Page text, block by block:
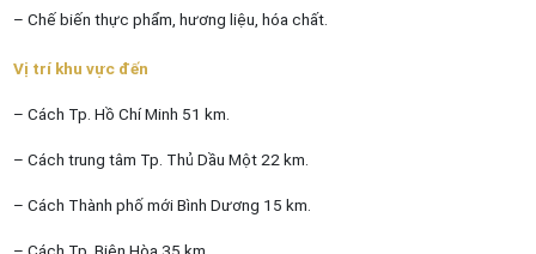
– Chế biến thực phẩm, hương liệu, hóa chất.
Vị trí khu vực đến
– Cách Tp. Hồ Chí Minh 51 km.
– Cách trung tâm Tp. Thủ Dầu Một 22 km.
– Cách Thành phố mới Bình Dương 15 km.